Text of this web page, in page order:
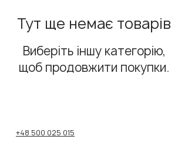
Тут ще немає товарів
Виберіть іншу категорію,
щоб продовжити покупки.
+48 500 025 015